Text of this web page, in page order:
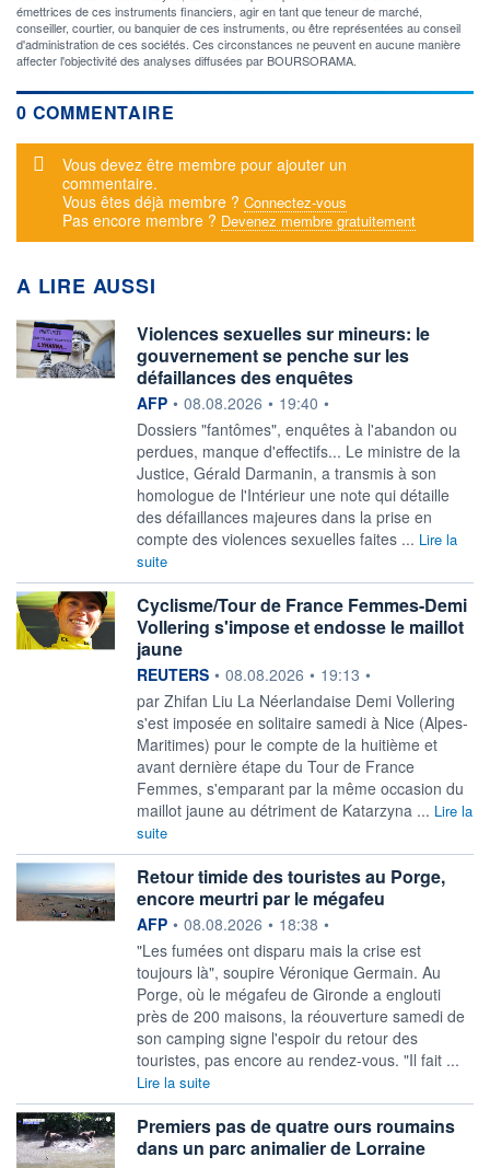
émettrices de ces instruments financiers, agir en tant que teneur de marché,
conseiller, courtier, ou banquier de ces instruments, ou être représentées au conseil
d'administration de ces sociétés. Ces circonstances ne peuvent en aucune manière
affecter l'objectivité des analyses diffusées par BOURSORAMA.
0 COMMENTAIRE
Message d'alerte
Vous devez être membre pour ajouter un
commentaire.
Vous êtes déjà membre ? Connectez-vous
Pas encore membre ? Devenez membre gratuitement
A LIRE AUSSI
Violences sexuelles sur mineurs: le
gouvernement se penche sur les
défaillances des enquêtes
information fournie par
AFP • 08.08.2026 • 19:40 •
Dossiers "fantômes", enquêtes à l'abandon ou
perdues, manque d'effectifs... Le ministre de la
Justice, Gérald Darmanin, a transmis à son
homologue de l'Intérieur une note qui détaille
des défaillances majeures dans la prise en
compte des violences sexuelles faites ... Lire la
suite
Cyclisme/Tour de France Femmes-Demi
Vollering s'impose et endosse le maillot
jaune
information fournie par
REUTERS • 08.08.2026 • 19:13 •
par Zhifan Liu La Néerlandaise Demi Vollering
s'est imposée en solitaire ‌samedi à Nice (Alpes-
Maritimes) pour le compte de la huitième et
avant dernière étape du Tour de France
Femmes, s'emparant par la même ​occasion du
maillot jaune au détriment de Katarzyna ... Lire la
suite
Retour timide des touristes au Porge,
encore meurtri par le mégafeu
information fournie par
AFP • 08.08.2026 • 18:38 •
"Les fumées ont disparu mais la crise est
toujours là", soupire Véronique Germain. Au
Porge, où le mégafeu de Gironde a englouti
près de 200 maisons, la réouverture samedi de
son camping signe l'espoir du retour des
touristes, pas encore au rendez-vous. "Il fait ...
Lire la suite
Premiers pas de quatre ours roumains
dans un parc animalier de Lorraine